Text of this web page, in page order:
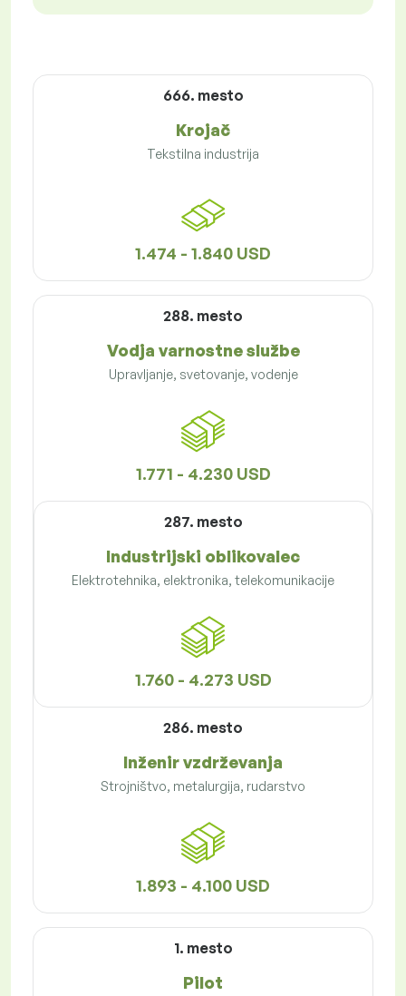
666. mesto
Krojač
Tekstilna industrija
1.474 - 1.840 USD
288. mesto
Vodja varnostne službe
Upravljanje, svetovanje, vodenje
1.771 - 4.230 USD
287. mesto
Industrijski oblikovalec
Elektrotehnika, elektronika, telekomunikacije
1.760 - 4.273 USD
286. mesto
Inženir vzdrževanja
Strojništvo, metalurgija, rudarstvo
1.893 - 4.100 USD
1. mesto
Pilot